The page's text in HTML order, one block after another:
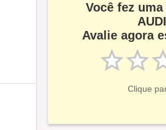
Você fez
Avalie agora
Clique